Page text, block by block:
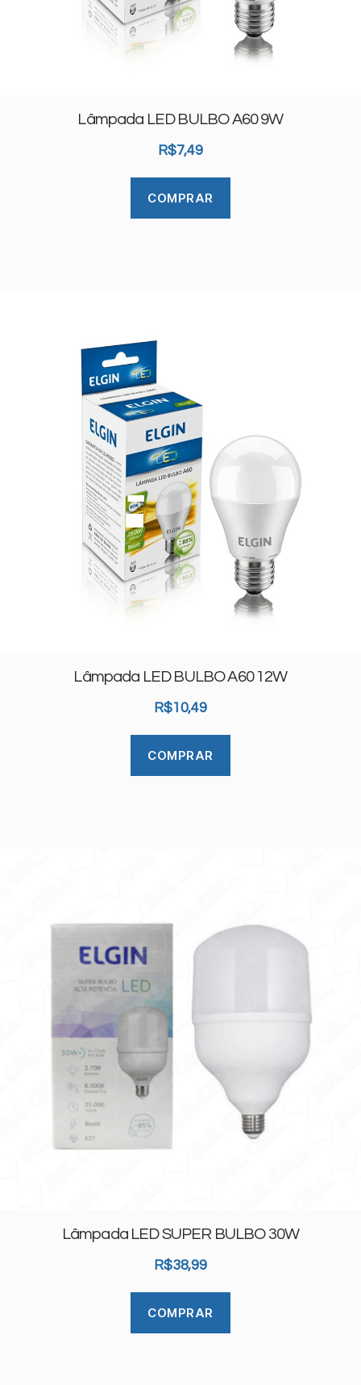
Lâmpada LED BULBO A60 9W
R$7,49
COMPRAR
Lâmpada LED BULBO A60 12W
R$10,49
COMPRAR
Lâmpada LED SUPER BULBO 30W
R$38,99
COMPRAR